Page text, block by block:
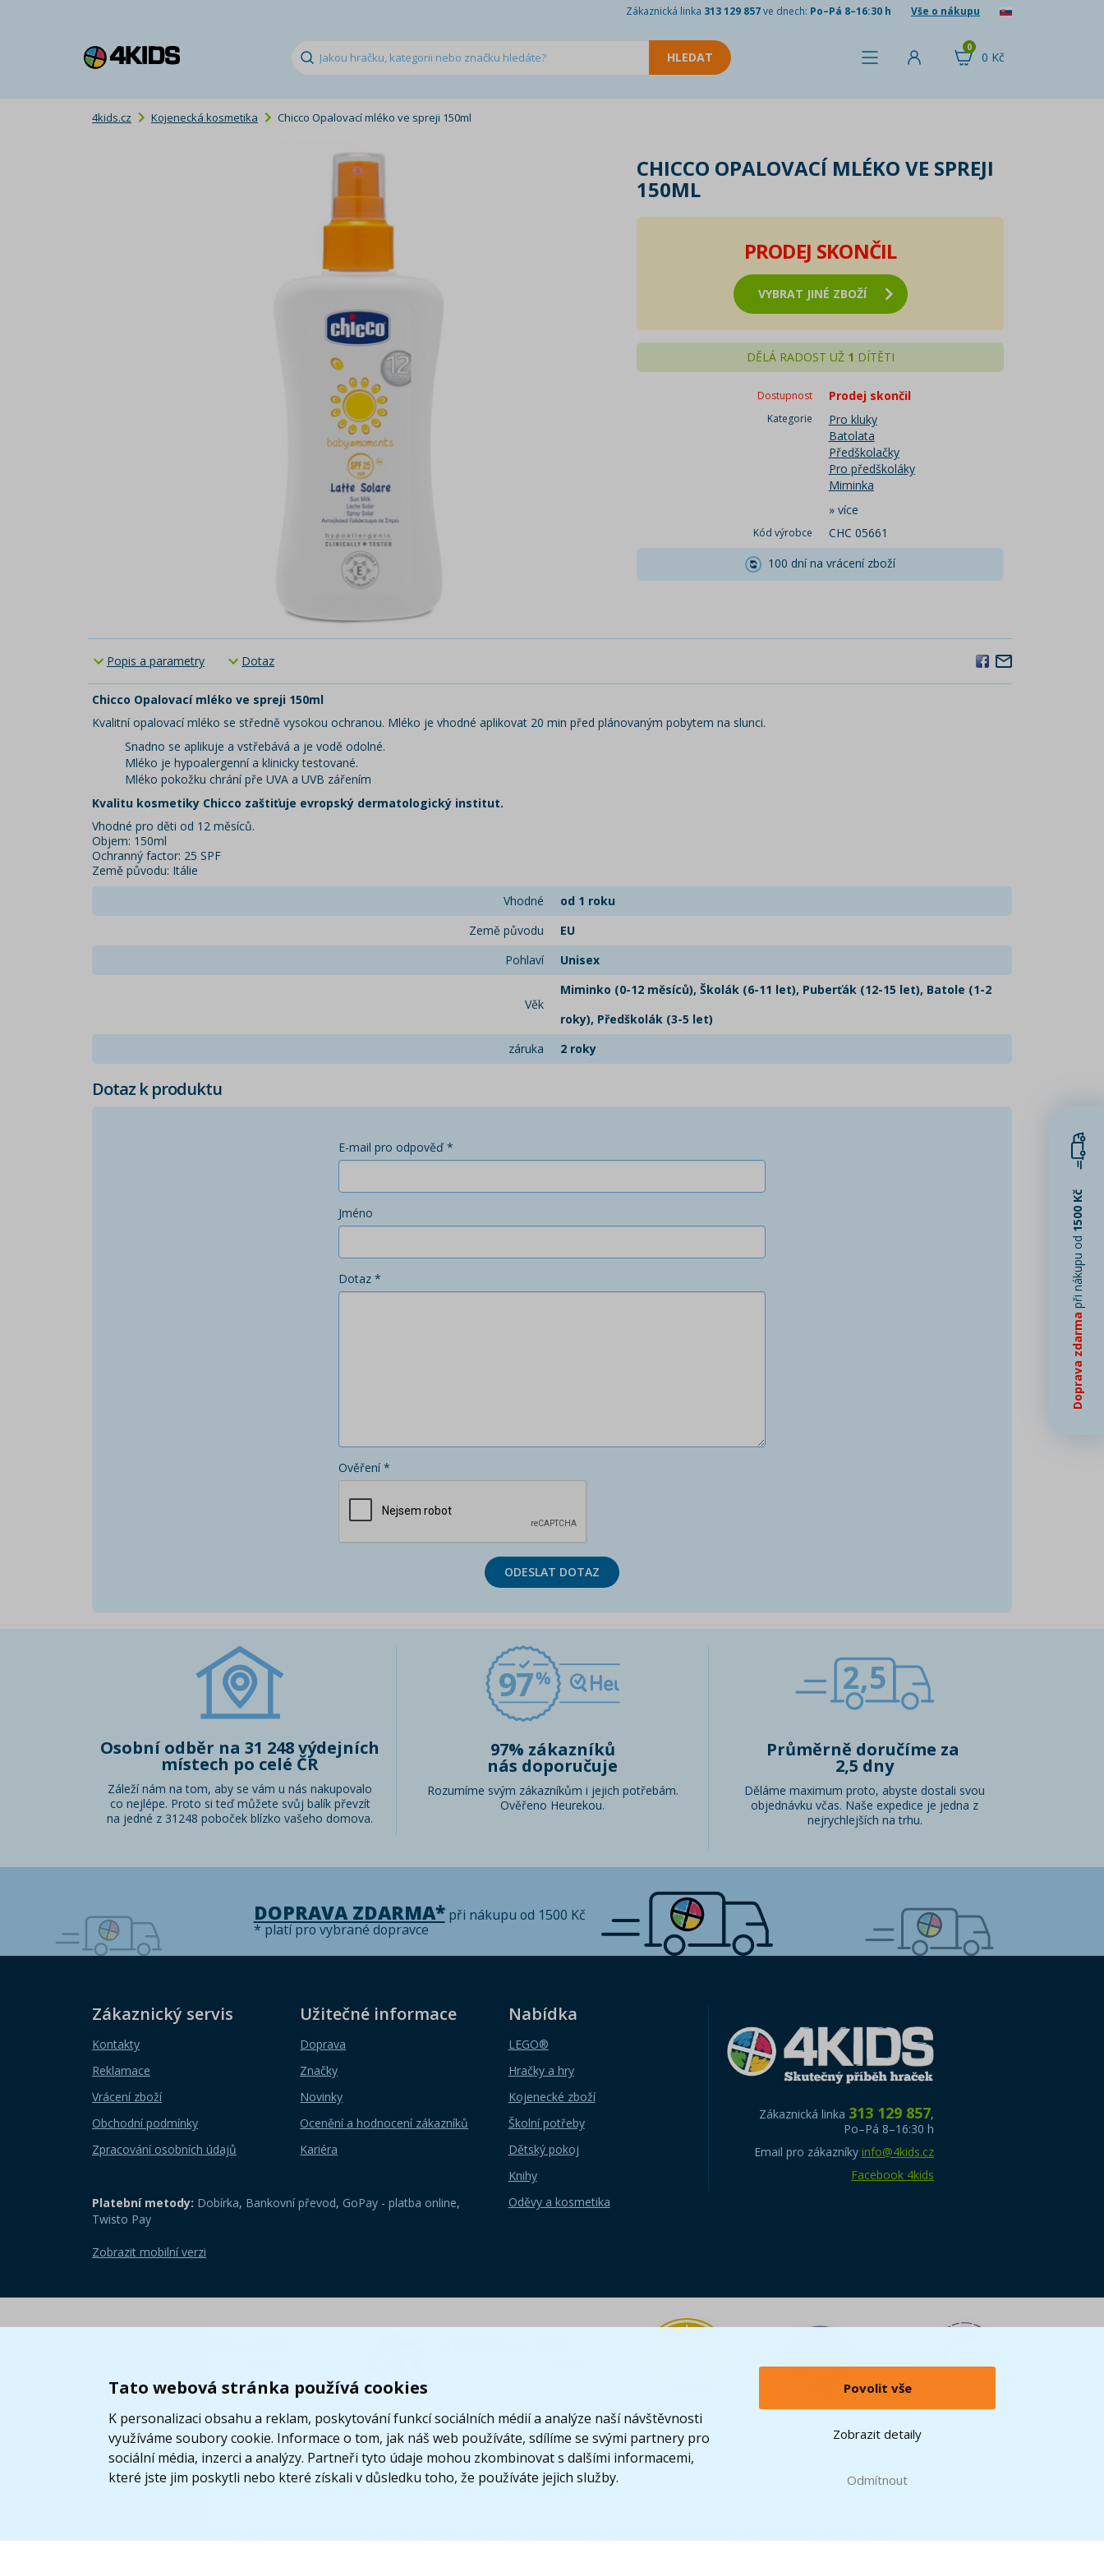
Tato webová stránka používá cookies
K personalizaci obsahu a reklam, poskytování funkcí sociálních médií a analýze naší návštěvnosti
využíváme soubory cookie. Informace o tom, jak náš web používáte, sdílíme se svými partnery pro
sociální média, inzerci a analýzy. Partneři tyto údaje mohou zkombinovat s dalšími informacemi,
které jste jim poskytli nebo které získali v důsledku toho, že používáte jejich služby.
Povolit vše
Zobrazit detaily
Odmítnout
Zákaznická linka 313 129 857ve dnech: Po–Pá 8–16:30 h Vše o nákupu
0 Kč
0
4kids.cz Kojenecká kosmetika Chicco Opalovací mléko ve spreji 150ml
CHICCO OPALOVACÍ MLÉKO VE SPREJI
150ML
PRODEJ SKONČIL
VYBRAT JINÉ ZBOŽÍ
DĚLÁ RADOST UŽ 1 DÍTĚTI
Dostupnost Prodej skončil
Kategorie
Pro kluky
Batolata
Předškolačky
Pro předškoláky
Miminka
» více
Kód výrobce
CHC 05661
100 dní na vrácení zboží
Popis a parametry Dotaz
Chicco Opalovací mléko ve spreji 150ml
Kvalitní opalovací mléko se středně vysokou ochranou. Mléko je vhodné aplikovat 20 min před plánovaným pobytem na slunci.
Snadno se aplikuje a vstřebává a je vodě odolné.
Mléko je hypoalergenní a klinicky testované.
Mléko pokožku chrání pře UVA a UVB zářením
Kvalitu kosmetiky Chicco zaštiťuje evropský dermatologický institut.
Vhodné pro děti od 12 měsíců.
Objem: 150ml
Ochranný factor: 25 SPF
Země původu: Itálie
Vhodné
od 1 roku
Země původu
EU
Pohlaví
Unisex
Věk
Miminko (0-12 měsíců), Školák (6-11 let), Puberťák (12-15 let), Batole (1-2
roky), Předškolák (3-5 let)
záruka
2 roky
Dotaz k produktu
E-mail pro odpověď *
Jméno
Dotaz *
Ověření *
ODESLAT DOTAZ
Osobní odběr na 31 248 výdejních
místech po celé ČR
Záleží nám na tom, aby se vám u nás nakupovalo
co nejlépe. Proto si teď můžete svůj balík převzít
na jedné z 31248 poboček blízko vašeho domova.
97
97% zákazníků
nás doporučuje
Rozumíme svým zákazníkům i jejich potřebám.
Ověřeno Heurekou.
2,5
Průměrně doručíme za
2,5 dny
Děláme maximum proto, abyste dostali svou
objednávku včas. Naše expedice je jedna z
nejrychlejších na trhu.
DOPRAVA ZDARMA*při nákupu od 1500 Kč
* platí pro vybrané dopravce
Zákaznický servis
Kontakty
Reklamace
Vrácení zboží
Obchodní podmínky
Zpracování osobních údajů
Užitečné informace
Doprava
Značky
Novinky
Ocenění a hodnocení zákazníků
Kariéra
Nabídka
LEGO®
Hračky a hry
Kojenecké zboží
Školní potřeby
Dětský pokoj
Knihy
Oděvy a kosmetika
Platební metody: Dobírka, Bankovní převod, GoPay - platba online,
Twisto Pay
Zobrazit mobilní verzi
Zákaznická linka 313 129 857,
Po–Pá 8–16:30 h
Email pro zákazníky info@4kids.cz
Facebook 4kids
Doprava zdarma
při nákupu od
1500 Kč